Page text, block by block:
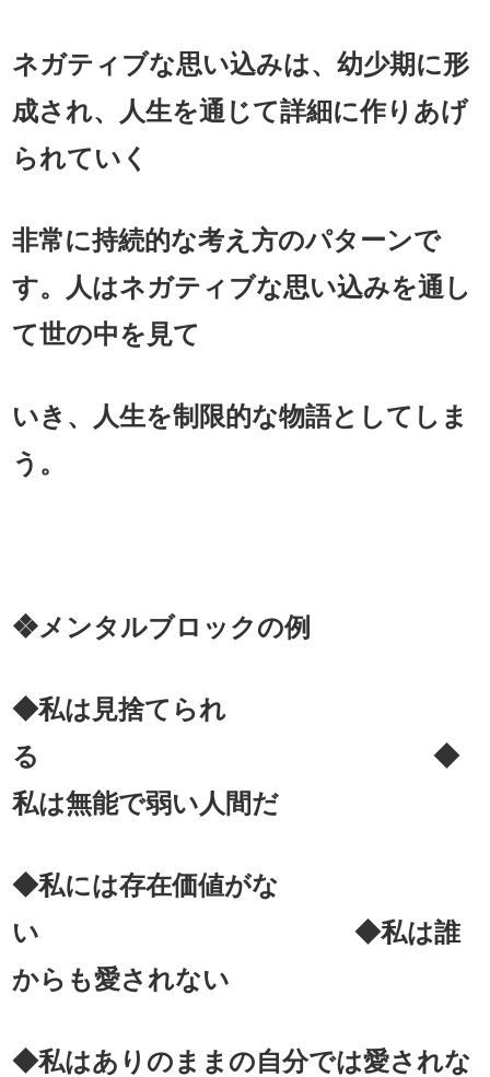
ネガティブな思い込みは、幼少期に形
成され、人生を通じて詳細に作りあげ
られていく
非常に持続的な考え方のパターンで
す。人はネガティブな思い込みを通し
て世の中を見て
いき、人生を制限的な物語としてしま
う。
❖メンタルブロックの例
◆私は見捨てられ
る ◆
私は無能で弱い人間だ
◆私には存在価値がな
い ◆私は誰
からも愛されない
◆私はありのままの自分では愛されな